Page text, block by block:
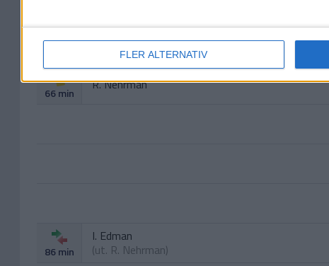
FLER ALTERNATIV
D. Yaldir
66 min
R. Nehrman
86 min
I. Edman
(ut. R. Nehrman)